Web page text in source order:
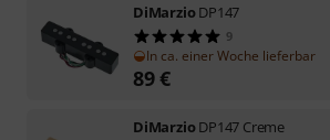
DiMarzioDP147
9
In ca. einer Woche lieferbar
89€
DiMarzioDP147 Creme